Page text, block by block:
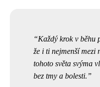
Každý krok v běhu
že i ti nejmenší mezi
tohoto světa svýma
bez tmy a bolesti.